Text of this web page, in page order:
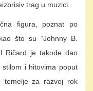
trag u muzici.
figura, poznat po
što su “Johnny B.
Ričard je takođe dao
i hitovima poput
temelje za razvoj rok